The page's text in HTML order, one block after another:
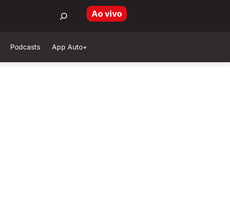
Ao vivo
Podcasts App Auto+